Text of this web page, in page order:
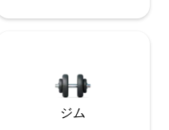
ジム